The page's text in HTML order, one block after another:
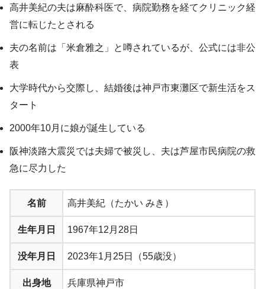
高井美紀の夫は麻酔科医で、病院勤務を経てクリニック経
営に転じたとされる
夫の名前は「米倉雅之」と噂されているが、公式には非公
表
大学時代から交際し、結婚後は神戸市東灘区で新生活をス
タート
2000年10月に娘が誕生している
阪神淡路大震災では夫婦で被災し、夫は芦屋市民病院の救
急に尽力した
名前 高井美紀（たかい みき）
生年月日 1967年12月28日
没年月日 2023年1月25日（55歳没）
出身地 兵庫県神戸市